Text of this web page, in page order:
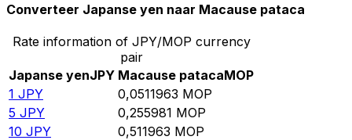
Converteer Japanse yen naar Macause pataca
Rate information of JPY/MOP currency
pair
Japanse yenJPY Macause patacaMOP
1 JPY 0,0511963 MOP
5 JPY 0,255981 MOP
10 JPY 0,511963 MOP